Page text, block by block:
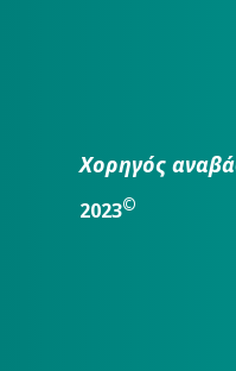
Χορηγός
2023©